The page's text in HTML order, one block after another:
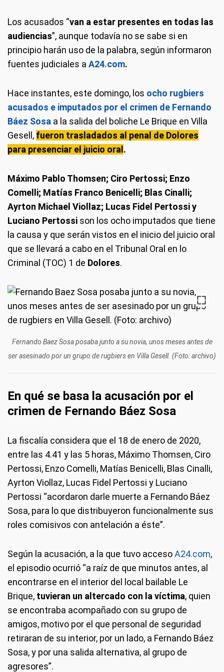
Los acusados “van a estar presentes en todas las
audiencias”, aunque todavía no se sabe si en
principio harán uso de la palabra, según informaron
fuentes judiciales a A24.com.
Hace instantes, este domingo, los ocho rugbiers
acusados e imputados por el crimen de Fernando
Báez Sosa a la salida del boliche Le Brique en Villa
Gesell, fueron trasladados al penal de Dolores
para presenciar el juicio oral .
Máximo Pablo Thomsen; Ciro Pertossi; Enzo
Comelli; Matías Franco Benicelli; Blas Cinalli;
Ayrton Michael Viollaz; Lucas Fidel Pertossi y
Luciano Pertossi son los ocho imputados que tiene
la causa y que serán vistos en el inicio del juicio oral
que se llevará a cabo en el Tribunal Oral en lo
Criminal (TOC) 1 de Dolores.
Fernando Baez Sosa posaba junto a su novia, unos meses antes de
ser asesinado por un grupo de rugbiers en Villa Gesell. (Foto: archivo)
En qué se basa la acusación por el
crimen de Fernando Báez Sosa
La fiscalía considera que el 18 de enero de 2020,
entre las 4.41 y las 5 horas, Máximo Thomsen, Ciro
Pertossi, Enzo Comelli, Matías Benicelli, Blas Cinalli,
Ayrton Viollaz, Lucas Fidel Pertossi y Luciano
Pertossi “acordaron darle muerte a Fernando Báez
Sosa, para lo que distribuyeron funcionalmente sus
roles comisivos con antelación a éste”.
Según la acusación, a la que tuvo accesoA24.com,
el episodio ocurrió “a raíz de que minutos antes, al
encontrarse en el interior del local bailable Le
Brique, tuvieran un altercado con la víctima, quien
se encontraba acompañado con su grupo de
amigos, motivo por el que personal de seguridad
retiraran de su interior, por un lado, a Fernando Báez
Sosa, y por una salida alternativa, al grupo de
agresores”.